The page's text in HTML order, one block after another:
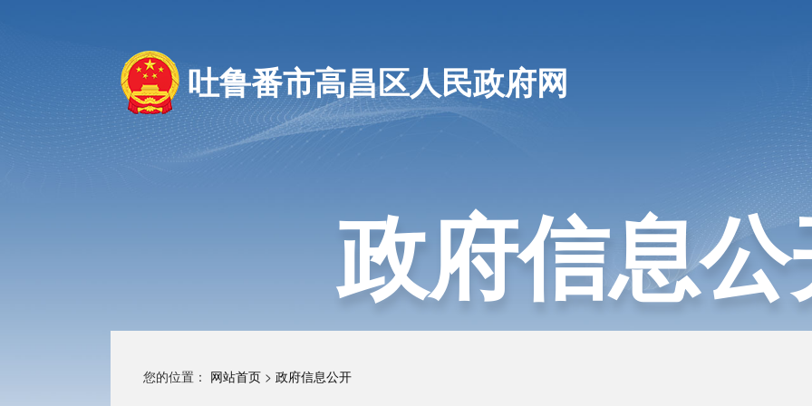
吐鲁番市高昌区人民政府网
政府信息
您的位置： 网站首页 > 政府信息公开